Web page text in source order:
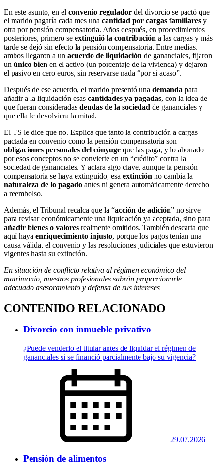
En este asunto, en el convenio regulador del divorcio se pactó que
el marido pagaría cada mes una cantidad por cargas familiares y
otra por pensión compensatoria. Años después, en procedimientos
posteriores, primero se extinguió la contribución a las cargas y más
tarde se dejó sin efecto la pensión compensatoria. Entre medias,
ambos llegaron a un acuerdo de liquidación de gananciales, fijaron
un único bien en el activo (un porcentaje de la vivienda) y dejaron
el pasivo en cero euros, sin reservarse nada “por si acaso”.
Después de ese acuerdo, el marido presentó una demanda para
añadir a la liquidación esas cantidades ya pagadas, con la idea de
que fueran consideradas deudas de la sociedad de gananciales y
que ella le devolviera la mitad.
El TS le dice que no. Explica que tanto la contribución a cargas
pactada en convenio como la pensión compensatoria son
obligaciones personales del cónyuge que las paga, y lo abonado
por esos conceptos no se convierte en un “crédito” contra la
sociedad de gananciales. Y aclara algo clave, aunque la pensión
compensatoria se haya extinguido, esa extinción no cambia la
naturaleza de lo pagado antes ni genera automáticamente derecho
a reembolso.
Además, el Tribunal recalca que la “acción de adición” no sirve
para revisar económicamente una liquidación ya aceptada, sino para
añadir bienes o valores realmente omitidos. También descarta que
aquí haya enriquecimiento injusto, porque los pagos tenían una
causa válida, el convenio y las resoluciones judiciales que estuvieron
vigentes hasta su extinción.
En situación de conflicto relativa al régimen económico del
matrimonio, nuestros profesionales sabrán proporcionarle
adecuado asesoramiento y defensa de sus intereses
CONTENIDO RELACIONADO
Divorcio con inmueble privativo
¿Puede venderlo el titular antes de liquidar el régimen de
gananciales si se financió parcialmente bajo su vigencia?
29.07.2026
Pensión de alimentos